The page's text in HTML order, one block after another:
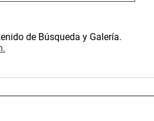
de Búsqueda y Galería.